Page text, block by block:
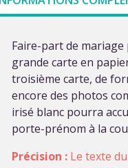
Faire-part de
grande carte en
troisième carte, de
encore des photos
irisé blanc pourra
porte-prénom à la
Précision : Le texte